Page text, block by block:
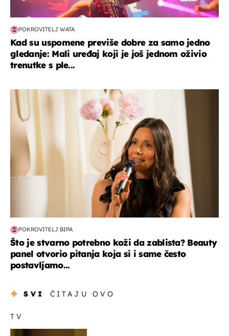
POKROVITELJ WATA
Kad su uspomene previše dobre za samo jedno
gledanje: Mali uređaj koji je još jednom oživio
trenutke s ple...
moda & ljepota
POKROVITELJ BIPA
Što je stvarno potrebno koži da zablista? Beauty
panel otvorio pitanja koja si i same često
postavljamo...
SVI ČITAJU OVO
TV